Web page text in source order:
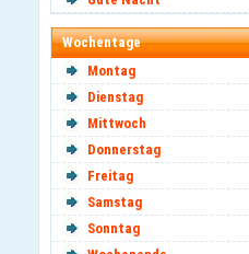
Wochentage
Montag
Dienstag
Mittwoch
Donnerstag
Freitag
Samstag
Sonntag